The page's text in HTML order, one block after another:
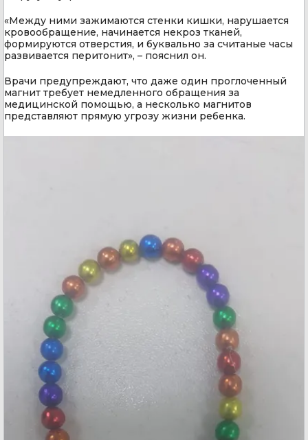
«Между ними зажимаются стенки кишки, нарушается
кровообращение, начинается некроз тканей,
формируются отверстия, и буквально за считаные часы
развивается перитонит», – пояснил он.
Врачи предупреждают, что даже один проглоченный
магнит требует немедленного обращения за
медицинской помощью, а несколько магнитов
представляют прямую угрозу жизни ребенка.